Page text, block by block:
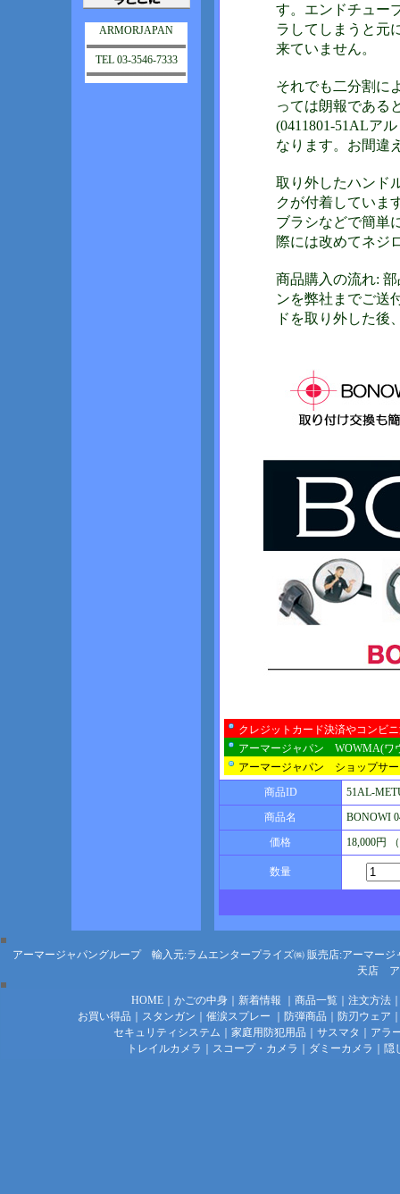
ARMORJAPAN
TEL 03-3546-7333
す。エンドチュー
ラしてしまうと元
来ていません。
それでも二分割に
っては朗報である
(0411801-51ALア
なります。お間違
取り外したハンド
クが付着していま
ブラシなどで簡単
際には改めてネジ
商品購入の流れ:
ンを弊社までご送
ドを取り外した後
クレジットカード決済やコンビ
アーマージャパン WOWMA(ワ
アーマージャパン ショップサ
商品ID
51AL-
商品名
BONOWI
価格
18,000円
数量
アーマージャパングループ 輸入元:ラムエンタープライズ㈱ 販売店:アーマージ
天店
HOME｜ かごの中身｜ 新着情報 商品一覧｜ 注文方法
お買い得品
スタンガン 催涙スプレー 防弾商品 防刃ウェア
セキュリティシステム
家庭用防犯用品 サスマタ
アラ
トレイルカメラ
スコープ・カメラ ダミーカメラ 隠